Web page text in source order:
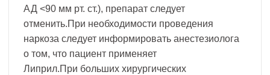
АД <90 мм рт. ст.), препарат следует
отменить.При необходимости проведения
наркоза следует информировать анестезиолога
о том, что пациент применяет
Липрил.При больших хирургических